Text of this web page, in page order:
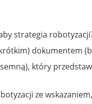
strategia
dokumentem
który
ze